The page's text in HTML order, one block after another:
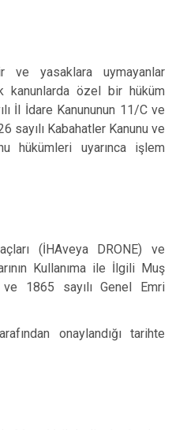
ve yasaklara uymayanlar
özel bir hüküm
İl İdare Kanununun 11/C ve
sayılı Kabahatler Kanunu ve
hükümleri uyarınca işlem
(İHAveya DRONE) ve
Kullanıma ile İlgili Muş
1865 sayılı Genel Emri
onaylandığı tarihte